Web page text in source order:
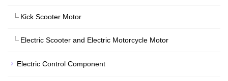
Kick Scooter Motor
Electric Scooter and Electric Motorcycle Motor
Electric Control Component